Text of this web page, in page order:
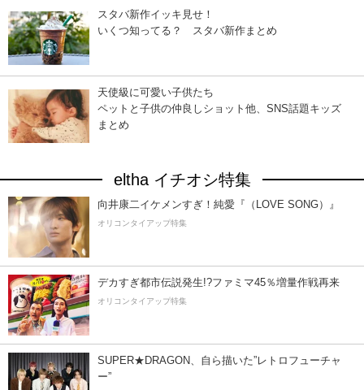
スタバ新作イッキ見せ！
いくつ知ってる？ スタバ新作まとめ
天使級に可愛い子供たち
ペットと子供の仲良しショット他、SNS話題キッズ
まとめ
eltha イチオシ特集
向井康二イケメンすぎ！純愛『（LOVE SONG）』
オリコンタイアップ特集
デカすぎ都市伝説発生!?ファミマ45％増量作戦再来
オリコンタイアップ特集
SUPER★DRAGON、自ら描いた”レトロフューチャ
ー”